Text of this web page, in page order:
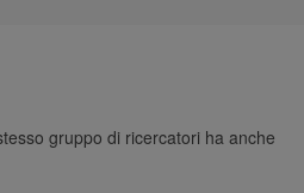
gruppo di ricercatori ha anche